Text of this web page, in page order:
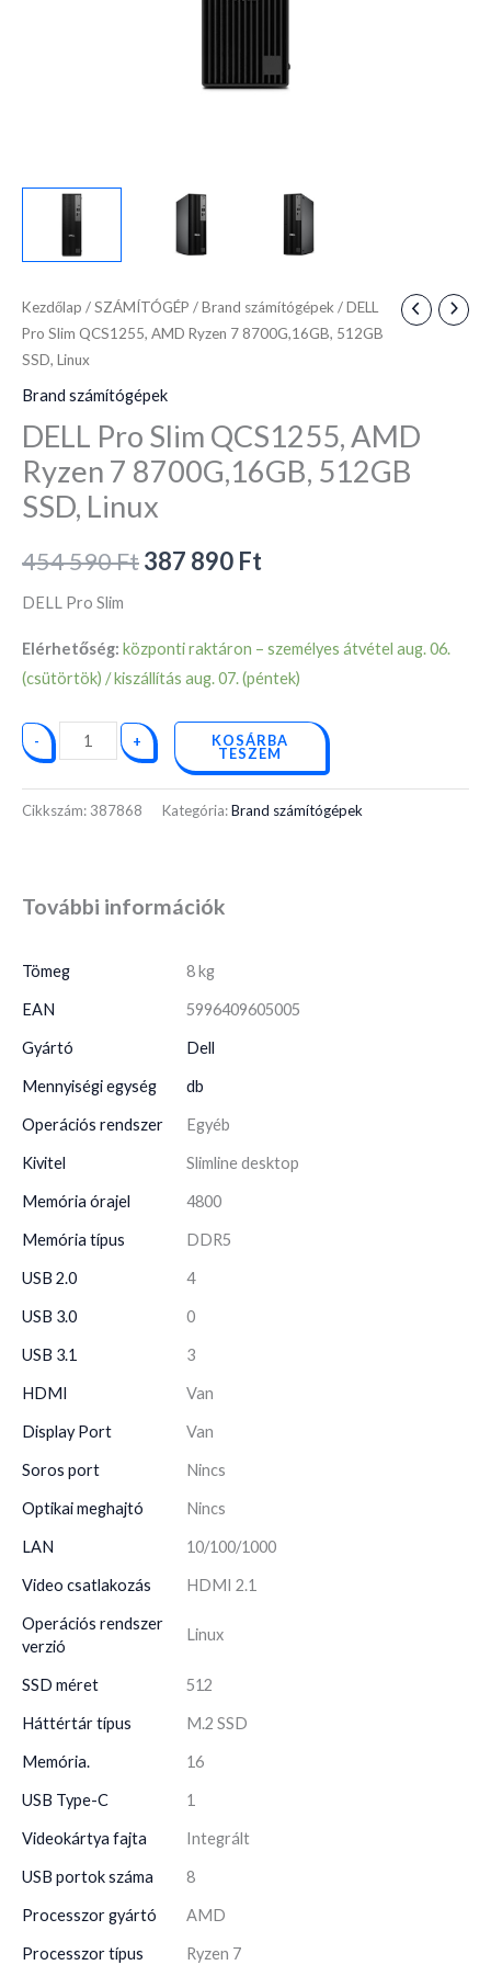
Kezdőlap /SZÁMÍTÓGÉP /Brand számítógépek/ DELL
Pro Slim QCS1255, AMD Ryzen 7 8700G,16GB, 512GB
SSD, Linux
Brand számítógépek
DELL Pro Slim QCS1255, AMD
Ryzen 7 8700G,16GB, 512GB
SSD, Linux
454 590Ft387 890 Ft
DELL Pro Slim
Elérhetőség: központi raktáron – személyes átvétel aug. 06.
(csütörtök) / kiszállítás aug. 07. (péntek)
- + KOSÁRBA
TESZEM
Cikkszám: 387868 Kategória:Brand számítógépek
További információk
Tömeg 8 kg
EAN 5996409605005
Gyártó Dell
Mennyiségi egység db
Operációs rendszer Egyéb
Kivitel Slimline desktop
Memória órajel 4800
Memória típus DDR5
USB 2.0 4
USB 3.0 0
USB 3.1 3
HDMI Van
Display Port Van
Soros port Nincs
Optikai meghajtó Nincs
LAN 10/100/1000
Video csatlakozás HDMI 2.1
Operációs rendszer
verzió
Linux
SSD méret 512
Háttértár típus M.2 SSD
Memória. 16
USB Type-C 1
Videokártya fajta Integrált
USB portok száma 8
Processzor gyártó AMD
Processzor típus Ryzen 7